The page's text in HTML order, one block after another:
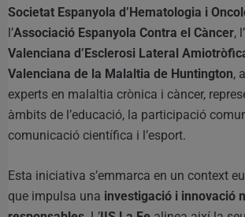
Societat Espanyola d’Hematologia i
l’Associació Espanyola Contra el Càncer, l’
Valenciana d’Esclerosi Lateral
Valenciana de la Malaltia de Huntington,
experts en malaltia crònica i càncer,
àmbits de l’educació, la participació
comunicació científica i l’esport.
Esta iniciativa s’emmarca en un context
que impulsa una investigació i innovació